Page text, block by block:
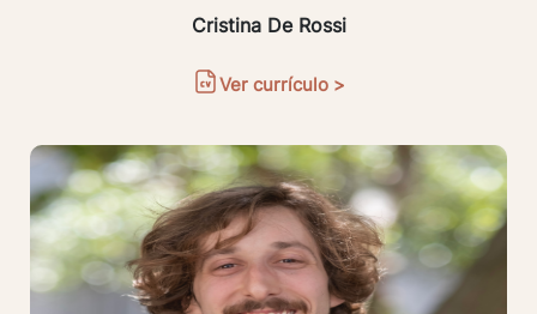
Cristina De Rossi
Ver currículo >